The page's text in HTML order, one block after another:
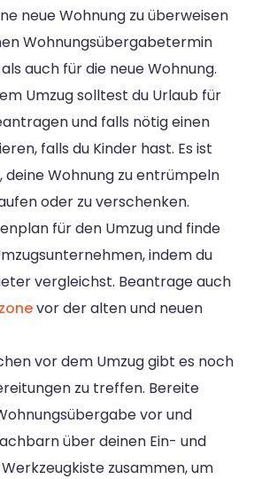
neue Wohnung zu überweisen
Wohnungsübergabetermin
auch für die neue Wohnung.
Umzug solltest du Urlaub für
und falls nötig einen
falls du Kinder hast. Es ist
Wohnung zu entrümpeln
oder zu verschenken.
für den Umzug und finde
indem du
vergleichst. Beantrage auch
vor der alten und neuen
vor dem Umzug gibt es noch
zu treffen. Bereite
vor und
über deinen Ein- und
zusammen, um